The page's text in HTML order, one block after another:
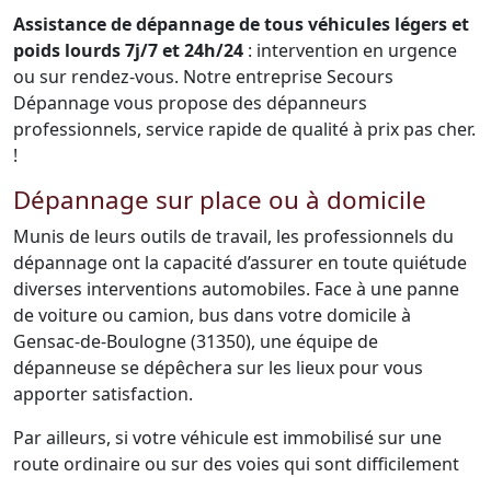
Assistance de dépannage de tous véhicules légers et
poids lourds 7j/7 et 24h/24 : intervention en urgence
ou sur rendez-vous. Notre entreprise Secours
Dépannage vous propose des dépanneurs
professionnels, service rapide de qualité à prix pas cher.
!
Dépannage sur place ou à domicile
Munis de leurs outils de travail, les professionnels du
dépannage ont la capacité d’assurer en toute quiétude
diverses interventions automobiles. Face à une panne
de voiture ou camion, bus dans votre domicile à
Gensac-de-Boulogne (31350), une équipe de
dépanneuse se dépêchera sur les lieux pour vous
apporter satisfaction.
Par ailleurs, si votre véhicule est immobilisé sur une
route ordinaire ou sur des voies qui sont difficilement